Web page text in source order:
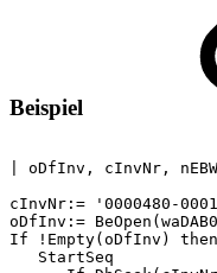
Beispiel
oDfInv, cInvNr,
cInvNr:=
'0000480-
oDfInv:=
If
!Empty(oDfInv)
then
StartSeq